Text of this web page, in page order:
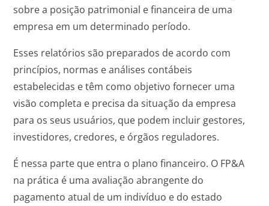
sobre a posição patrimonial e financeira de uma
empresa em um determinado período.
Esses relatórios são preparados de acordo com
princípios, normas e análises contábeis
estabelecidas e têm como objetivo fornecer uma
visão completa e precisa da situação da empresa
para os seus usuários, que podem incluir gestores,
investidores, credores, e órgãos reguladores.
É nessa parte que entra o plano financeiro. O FP&A
na prática é uma avaliação abrangente do
pagamento atual de um indivíduo e do estado